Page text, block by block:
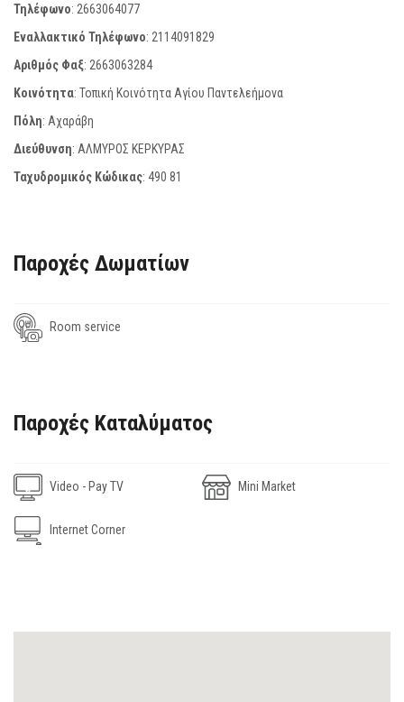
Τηλέφωνο: 2663064077
Εναλλακτικό Τηλέφωνο: 2114091829
Αριθμός Φαξ: 2663063284
Κοινότητα: Τοπική Κοινότητα Αγίου Παντελεήμονα
Πόλη: Αχαράβη
Διεύθυνση: ΑΛΜΥΡΟΣ ΚΕΡΚΥΡΑΣ
Ταχυδρομικός Κώδικας: 490 81
Παροχές Δωματίων
Room service
Παροχές Καταλύματος
Video - Pay TV Mini Market
Internet Corner